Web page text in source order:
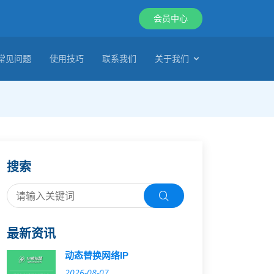
会员中心
见问题 使用技巧 联系我们 关于我们
搜索
最新资讯
动态替换网络IP